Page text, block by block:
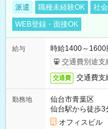
派遣 職種未経験OK 社
WEB登録・面接OK
給与
時給1400～
交通費別途支
交通費 交通費支
勤務地
仙台市青葉区
仙台駅から徒歩3
オフィスビル